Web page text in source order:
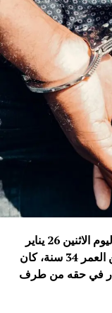
تمكنت عناصر الشرطة بولاية أمن طنجة، اليوم الاثنين 26 يناير
الجاري، من توقيف مواطن فرنسي يبلغ من العمر 34 سنة، كان
في حقه من طرف